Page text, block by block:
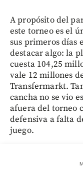
A propósito del
este torneo es el
sus primeros días
destacar algo: la
cuesta 104,25
vale 12 millones
Transfermarkt.
cancha no se vio
afuera del torneo
defensiva a falta
juego.
¿Cuándo vuelve